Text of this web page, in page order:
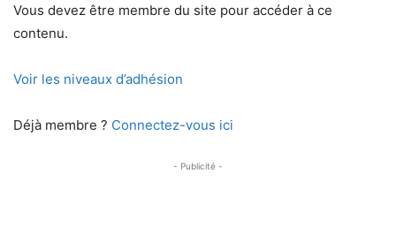
Vous devez être membre du site pour accéder à ce
contenu.
Voir les niveaux d’adhésion
Déjà membre ? Connectez-vous ici
- Publicité -